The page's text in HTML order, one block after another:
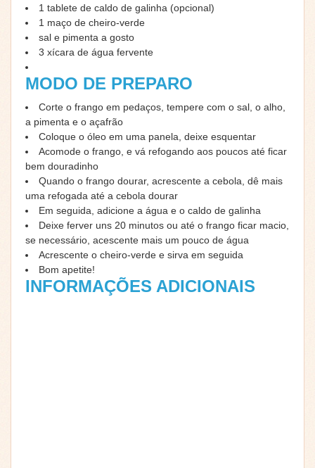
1 tablete de caldo de galinha (opcional)
1 maço de cheiro-verde
sal e pimenta a gosto
3 xícara de água fervente
MODO DE PREPARO
Corte o frango em pedaços, tempere com o sal, o alho,
a pimenta e o açafrão
Coloque o óleo em uma panela, deixe esquentar
Acomode o frango, e vá refogando aos poucos até ficar
bem douradinho
Quando o frango dourar, acrescente a cebola, dê mais
uma refogada até a cebola dourar
Em seguida, adicione a água e o caldo de galinha
Deixe ferver uns 20 minutos ou até o frango ficar macio,
se necessário, acescente mais um pouco de água
Acrescente o cheiro-verde e sirva em seguida
Bom apetite!
INFORMAÇÕES ADICIONAIS